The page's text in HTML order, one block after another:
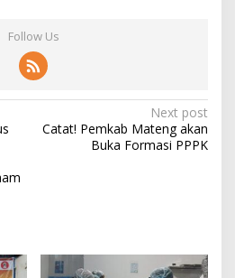
Follow Us
Next post
Catat! Pemkab Mateng akan
Buka Formasi PPPK